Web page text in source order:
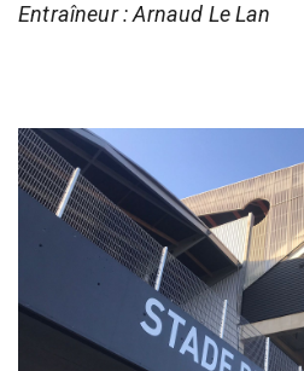
Entraîneur : Arnaud Le Lan